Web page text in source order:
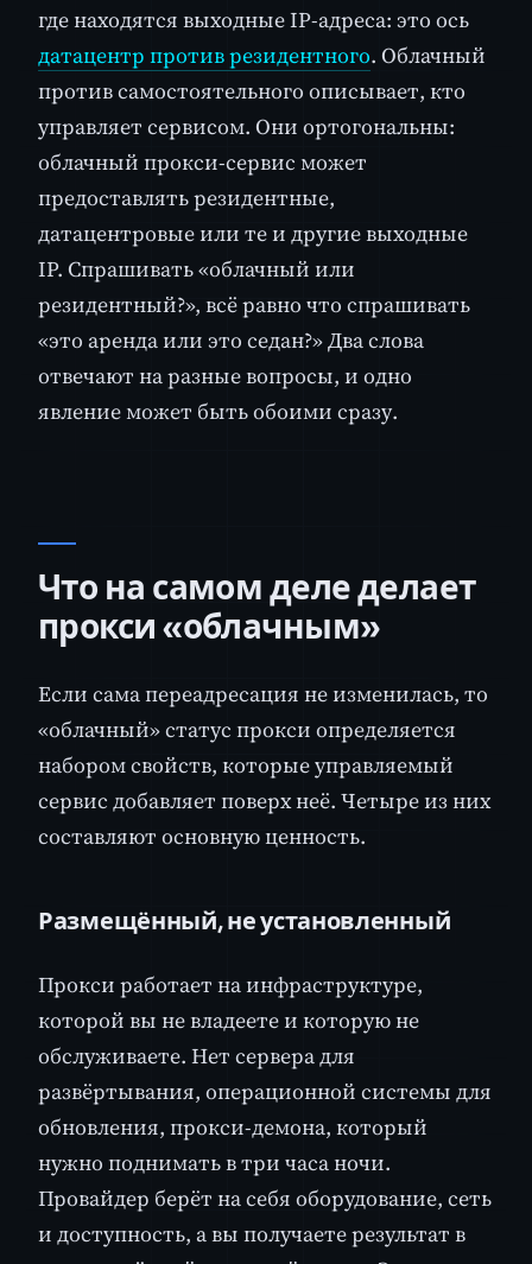
где находятся выходные IP-адреса: это ось
датацентр против резидентного. Облачный
против самостоятельного описывает, кто
управляет сервисом. Они ортогональны:
облачный прокси-сервис может
предоставлять резидентные,
датацентровые или те и другие выходные
IP. Спрашивать «облачный или
резидентный?», всё равно что спрашивать
«это аренда или это седан?» Два слова
отвечают на разные вопросы, и одно
явление может быть обоими сразу.
Что на самом деле делает
прокси «облачным»
Если сама переадресация не изменилась, то
«облачный» статус прокси определяется
набором свойств, которые управляемый
сервис добавляет поверх неё. Четыре из них
составляют основную ценность.
Размещённый, не установленный
Прокси работает на инфраструктуре,
которой вы не владеете и которую не
обслуживаете. Нет сервера для
развёртывания, операционной системы для
обновления, прокси-демона, который
нужно поднимать в три часа ночи.
Провайдер берёт на себя оборудование, сеть
и доступность, а вы получаете результат в